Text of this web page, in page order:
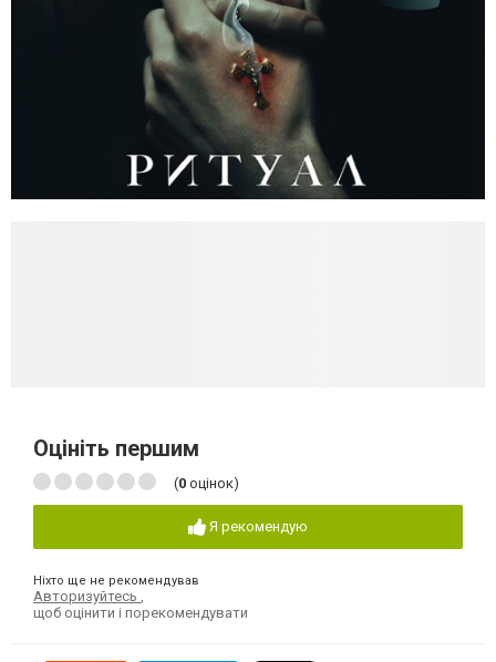
Оцініть першим
(0 оцінок)
Я рекомендую
Ніхто ще не рекомендував
Авторизуйтесь ,
щоб оцінити і порекомендувати